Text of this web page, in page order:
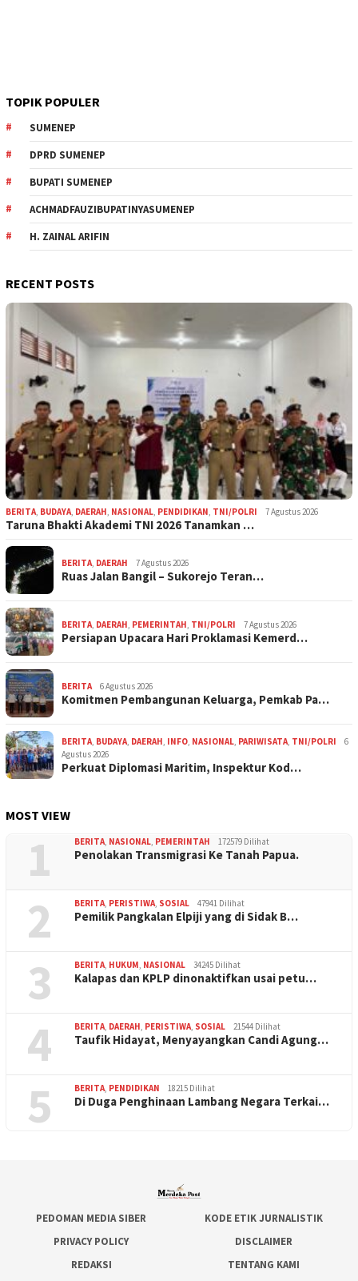
TOPIK POPULER
SUMENEP
DPRD SUMENEP
BUPATI SUMENEP
ACHMADFAUZIBUPATINYASUMENEP
H. ZAINAL ARIFIN
RECENT POSTS
BERITA, BUDAYA, DAERAH, NASIONAL, PENDIDIKAN, TNI/POLRI 7 Agustus 2026
Taruna Bhakti Akademi TNI 2026 Tanamkan …
BERITA, DAERAH 7 Agustus 2026
Ruas Jalan Bangil – Sukorejo Teran…
BERITA, DAERAH, PEMERINTAH, TNI/POLRI 7 Agustus 2026
Persiapan Upacara Hari Proklamasi Kemerd…
BERITA 6 Agustus 2026
Komitmen Pembangunan Keluarga, Pemkab Pa…
BERITA, BUDAYA, DAERAH, INFO, NASIONAL, PARIWISATA, TNI/POLRI
6
Agustus 2026
Perkuat Diplomasi Maritim, Inspektur Kod…
MOST VIEW
1 BERITA, NASIONAL, PEMERINTAH 172579 Dilihat
Penolakan Transmigrasi Ke Tanah Papua.
2 BERITA, PERISTIWA, SOSIAL 47941 Dilihat
Pemilik Pangkalan Elpiji yang di Sidak B…
3 BERITA, HUKUM, NASIONAL 34245 Dilihat
Kalapas dan KPLP dinonaktifkan usai petu…
4 BERITA, DAERAH, PERISTIWA, SOSIAL 21544 Dilihat
Taufik Hidayat, Menyayangkan Candi Agung…
5 BERITA, PENDIDIKAN 18215 Dilihat
Di Duga Penghinaan Lambang Negara Terkai…
PEDOMAN MEDIA SIBER
KODE ETIK JURNALISTIK
PRIVACY POLICY
DISCLAIMER
REDAKSI
TENTANG KAMI